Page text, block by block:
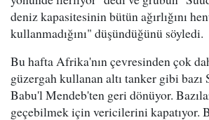
deniz kapasitesinin bütün ağırlığını
kullanmadığını" düşündüğünü söyledi.
Bu hafta Afrika'nın çevresinden çok
güzergah kullanan altı tanker gibi
Babu'l Mendeb'ten geri dönüyor.
geçebilmek için vericilerini kapatıyor.